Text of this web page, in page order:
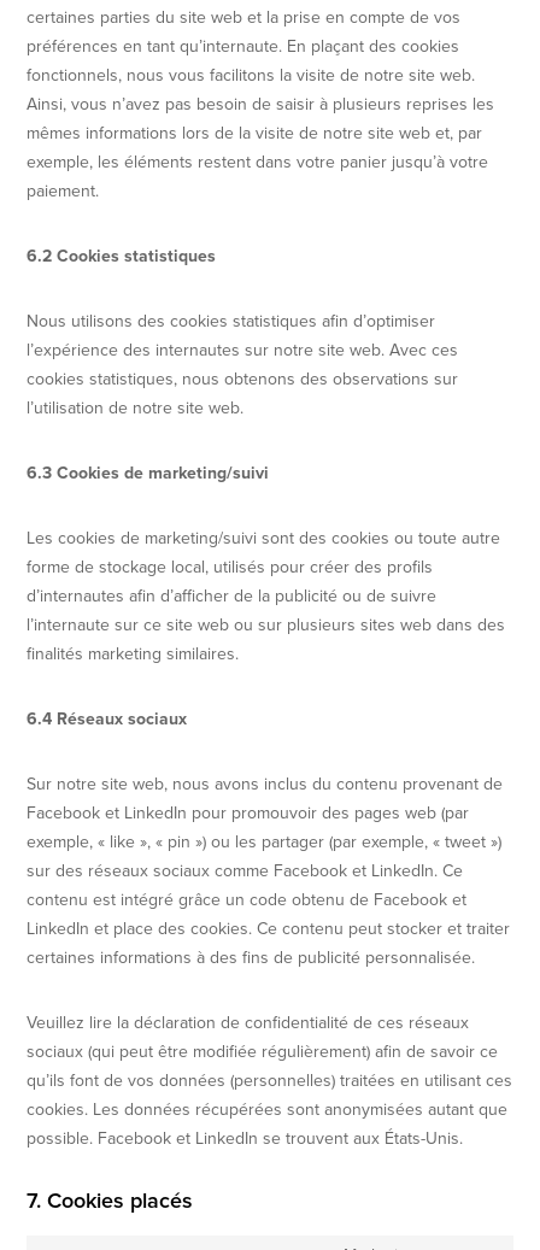
certaines parties du site web et la prise en compte de vos
préférences en tant qu’internaute. En plaçant des cookies
fonctionnels, nous vous facilitons la visite de notre site web.
Ainsi, vous n’avez pas besoin de saisir à plusieurs reprises les
mêmes informations lors de la visite de notre site web et, par
exemple, les éléments restent dans votre panier jusqu’à votre
paiement.
6.2 Cookies statistiques
Nous utilisons des cookies statistiques afin d’optimiser
l’expérience des internautes sur notre site web. Avec ces
cookies statistiques, nous obtenons des observations sur
l’utilisation de notre site web.
6.3 Cookies de marketing/suivi
Les cookies de marketing/suivi sont des cookies ou toute autre
forme de stockage local, utilisés pour créer des profils
d’internautes afin d’afficher de la publicité ou de suivre
l’internaute sur ce site web ou sur plusieurs sites web dans des
finalités marketing similaires.
6.4 Réseaux sociaux
Sur notre site web, nous avons inclus du contenu provenant de
Facebook et LinkedIn pour promouvoir des pages web (par
exemple, « like », « pin ») ou les partager (par exemple, « tweet »)
sur des réseaux sociaux comme Facebook et LinkedIn. Ce
contenu est intégré grâce un code obtenu de Facebook et
LinkedIn et place des cookies. Ce contenu peut stocker et traiter
certaines informations à des fins de publicité personnalisée.
Veuillez lire la déclaration de confidentialité de ces réseaux
sociaux (qui peut être modifiée régulièrement) afin de savoir ce
qu’ils font de vos données (personnelles) traitées en utilisant ces
cookies. Les données récupérées sont anonymisées autant que
possible. Facebook et LinkedIn se trouvent aux États-Unis.
7. Cookies placés